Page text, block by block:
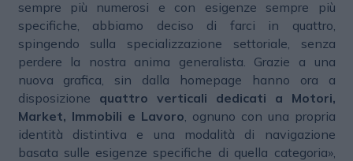
sempre più numerosi e con esigenze sempre più
specifiche, abbiamo deciso di farci in quattro,
spingendo sulla specializzazione settoriale, senza
perdere la nostra anima generalista. Grazie a una
nuova grafica, sin dalla homepage hanno ora a
disposizione quattro verticali dedicati a Motori,
Market, Immobili e Lavoro , ognuno con una propria
identità distintiva e una modalità di navigazione
basata sulle esigenze specifiche di quella categoria»,